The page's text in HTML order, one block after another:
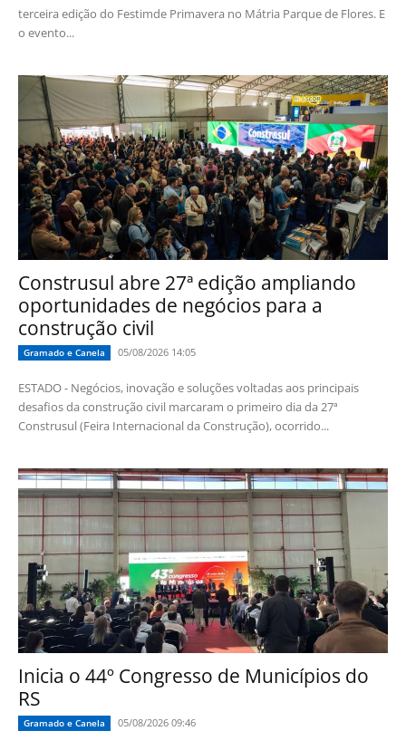
terceira edição do Festimde Primavera no Mátria Parque de Flores. E
o evento...
Construsul abre 27ª edição ampliando
oportunidades de negócios para a
construção civil
Gramado e Canela 05/08/2026 14:05
ESTADO - Negócios, inovação e soluções voltadas aos principais
desafios da construção civil marcaram o primeiro dia da 27ª
Construsul (Feira Internacional da Construção), ocorrido...
Inicia o 44º Congresso de Municípios do
RS
Gramado e Canela 05/08/2026 09:46